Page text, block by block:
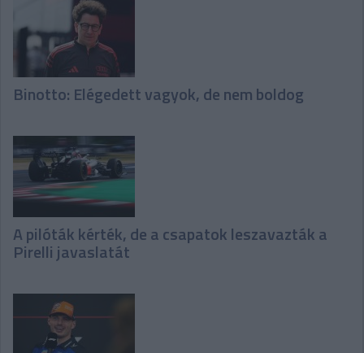
Binotto: Elégedett vagyok, de nem boldog
A pilóták kérték, de a csapatok leszavazták a
Pirelli javaslatát